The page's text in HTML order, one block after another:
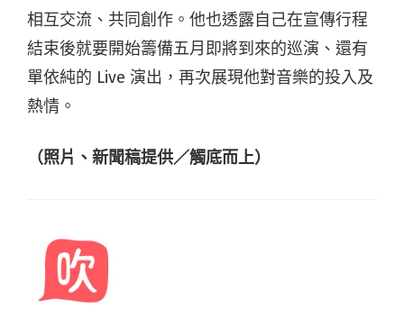
相互交流、共同創作。 他也透露⾃⼰在宣傳⾏程
結束後就要開始籌備五⽉即將到來的巡演、還有
單依純的 Live 演出，再次展現他對⾳樂的投入及
熱情。
（照片、新聞稿提供／觸底而上）